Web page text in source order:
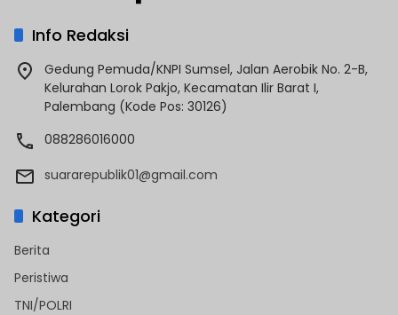
Info Redaksi
Gedung Pemuda/KNPI Sumsel, Jalan Aerobik No. 2-B,
Kelurahan Lorok Pakjo, Kecamatan Ilir Barat I,
Palembang (Kode Pos: 30126)
088286016000
suararepublik01@gmail.com
Kategori
Berita
Peristiwa
TNI/POLRI